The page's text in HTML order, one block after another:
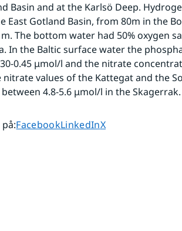
Basin and at the Karlsö Deep.
East Gotland Basin, from 80m in the
The bottom water had 50% oxygen
In the Baltic surface water the
0.45 μmol/l and the nitrate
nitrate values of the Kattegat and the
4.8-5.6 μmol/l in the Skagerrak.
:Dela sidan på
FacebookDela sidan på
LinkedInDela sidan på
X